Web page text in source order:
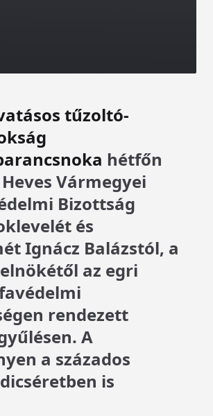
tűzoltó-
hétfőn
Vármegyei
Bizottság
és
Ignácz Balázstól, a
az egri
rendezett
A
a százados
is